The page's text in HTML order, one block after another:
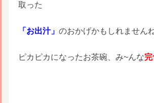
取った
「お出汁」 のおかげかもしれませんね
ピカピカになったお茶碗、み~んな